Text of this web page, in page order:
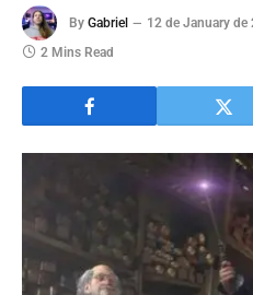
By Gabriel 12 de January de
2 Mins Read